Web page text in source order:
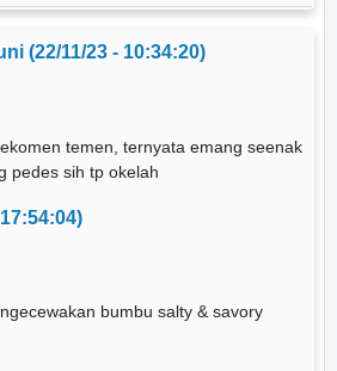
(22/11/23 - 10:34:20)
temen, ternyata emang seenak
pedes sih tp okelah
bumbu salty & savory